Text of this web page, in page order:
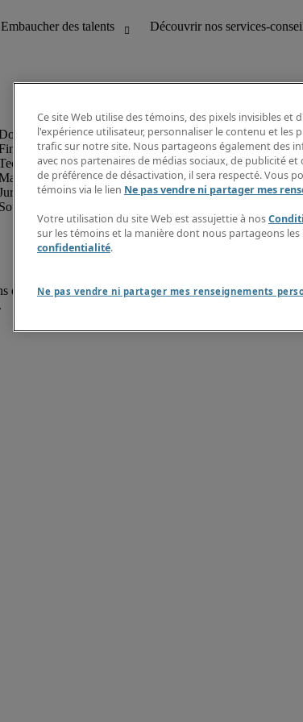
et comptabilité
et création
Soutien administratif et à la clientèle
Guide
d’utilisation Rapport sur l'esclavage moderne
Ce site Web utilise des témoins, des pixels invisibles
l'expérience utilisateur, personnaliser le contenu et les
trafic sur notre site. Nous partageons également des
avec nos partenaires de médias sociaux, de publicité
de préférence de désactivation, il sera respecté. Vous
témoins via le lien Ne pas vendre ni partager mes
Votre utilisation du site Web est assujettie à nos
sur les témoins et la manière dont nous partageons
confidentialité.
Ne pas vendre ni partager mes renseignements